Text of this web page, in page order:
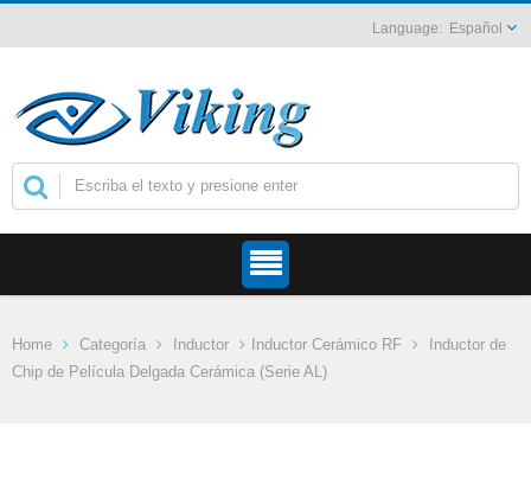
Español
Home Categoría Inductor Inductor Cerámico RF
Inductor de
Chip de Película Delgada Cerámica (Serie AL)